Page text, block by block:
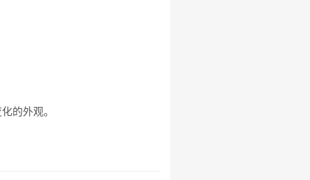
的外观。